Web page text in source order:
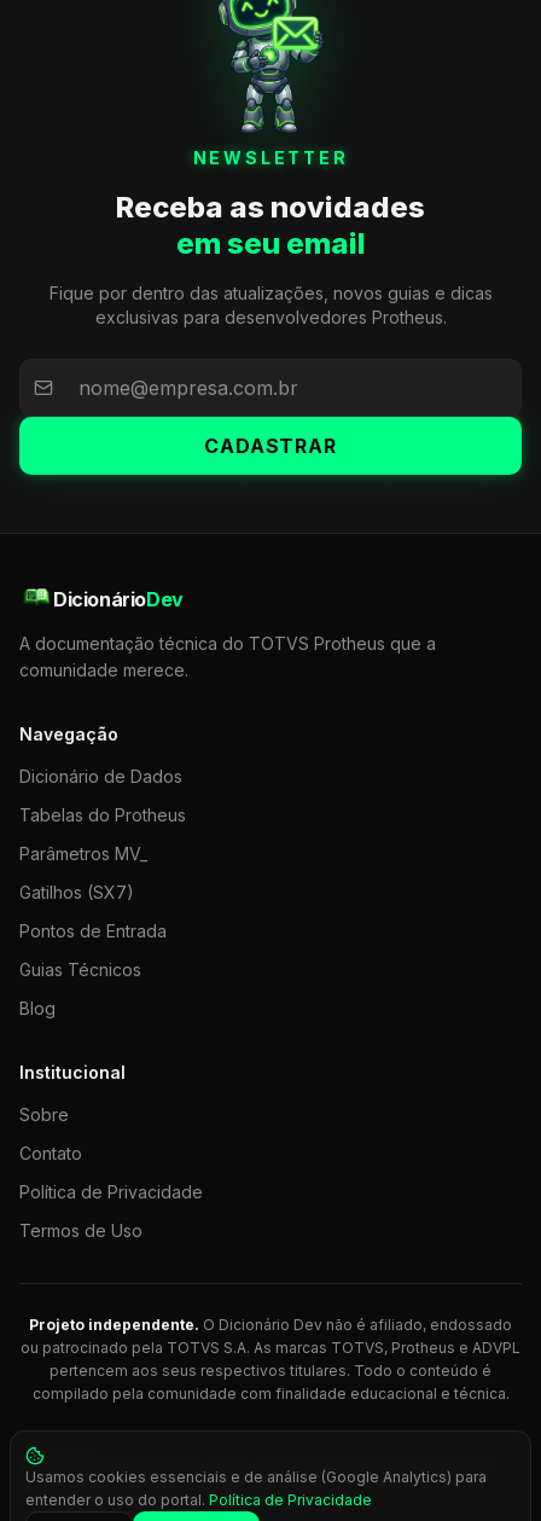
NEWSLETTER
Receba as novidades
em seu email
Fique por dentro das atualizações, novos guias e dicas
exclusivas para desenvolvedores Protheus.
CADASTRAR
DicionárioDev
A documentação técnica do TOTVS Protheus que a
comunidade merece.
Navegação
Dicionário de Dados
Tabelas do Protheus
Parâmetros MV_
Gatilhos (SX7)
Pontos de Entrada
Guias Técnicos
Blog
Institucional
Sobre
Contato
Política de Privacidade
Termos de Uso
Projeto independente. O Dicionário Dev não é afiliado, endossado
ou patrocinado pela TOTVS S.A. As marcas TOTVS, Protheus e ADVPL
pertencem aos seus respectivos titulares. Todo o conteúdo é
compilado pela comunidade com finalidade educacional e técnica.
© 2026 Dicionário Dev. Feito com 💚 para desenvolvedores
Protheus.
Press Ctrl+K
Usamos cookies essenciais e de análise (Google Analytics) para
entender o uso do portal. Política de Privacidade